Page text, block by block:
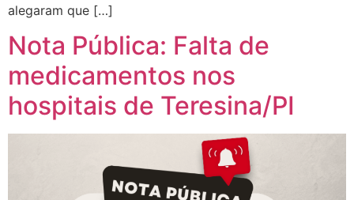
alegaram que […]
Nota Pública: Falta de
medicamentos nos
hospitais de Teresina/PI